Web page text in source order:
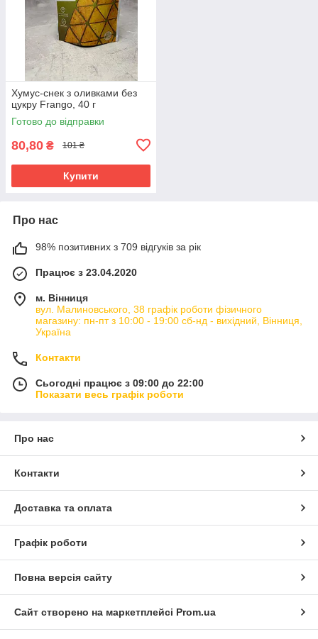
Хумус-снек з оливками без
цукру Frango, 40 г
Готово до відправки
80,80 ₴ 101 ₴
Купити
Про нас
98% позитивних з 709 відгуків за рік
Працює з 23.04.2020
м. Вінниця
вул. Малиновського, 38 графік роботи фізичного
магазину: пн-пт з 10:00 - 19:00 сб-нд - вихідний, Вінниця,
Україна
Контакти
Сьогодні працює з 09:00 до 22:00
Показати весь графік роботи
Про нас
Контакти
Доставка та оплата
Графік роботи
Повна версія сайту
Сайт створено на маркетплейсі Prom.ua